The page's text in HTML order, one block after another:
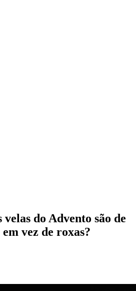
do Advento são de
vez de roxas?